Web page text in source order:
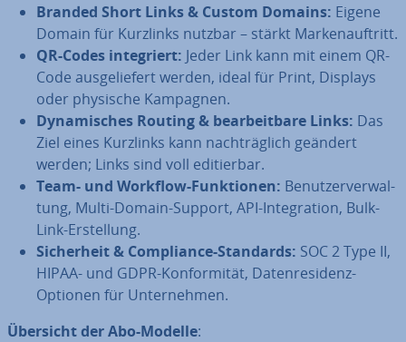
Branded Short Links & Custom Domains: Eigene
Domain für Kurzlinks nutzbar – stärkt Mar­ken­auf­tritt.
QR-Codes in­te­griert: Jeder Link kann mit einem QR-
Code aus­ge­lie­fert werden, ideal für Print, Displays
oder physische Kampagnen.
Dy­na­mi­sches Routing & be­ar­beit­ba­re Links: Das
Ziel eines Kurzlinks kann nach­träg­lich geändert
werden; Links sind voll edi­tier­bar.
Team- und Workflow-Funk­tio­nen: Be­nut­zer­ver­wal­
tung, Multi-Domain-Support, API-In­te­gra­ti­on, Bulk-
Link-Er­stel­lung.
Si­cher­heit & Com­pli­ance-Standards: SOC 2 Type II,
HIPAA- und GDPR-Kon­for­mi­tät, Da­ten­re­si­denz-
Optionen für Un­ter­neh­men.
Übersicht der Abo-Modelle: